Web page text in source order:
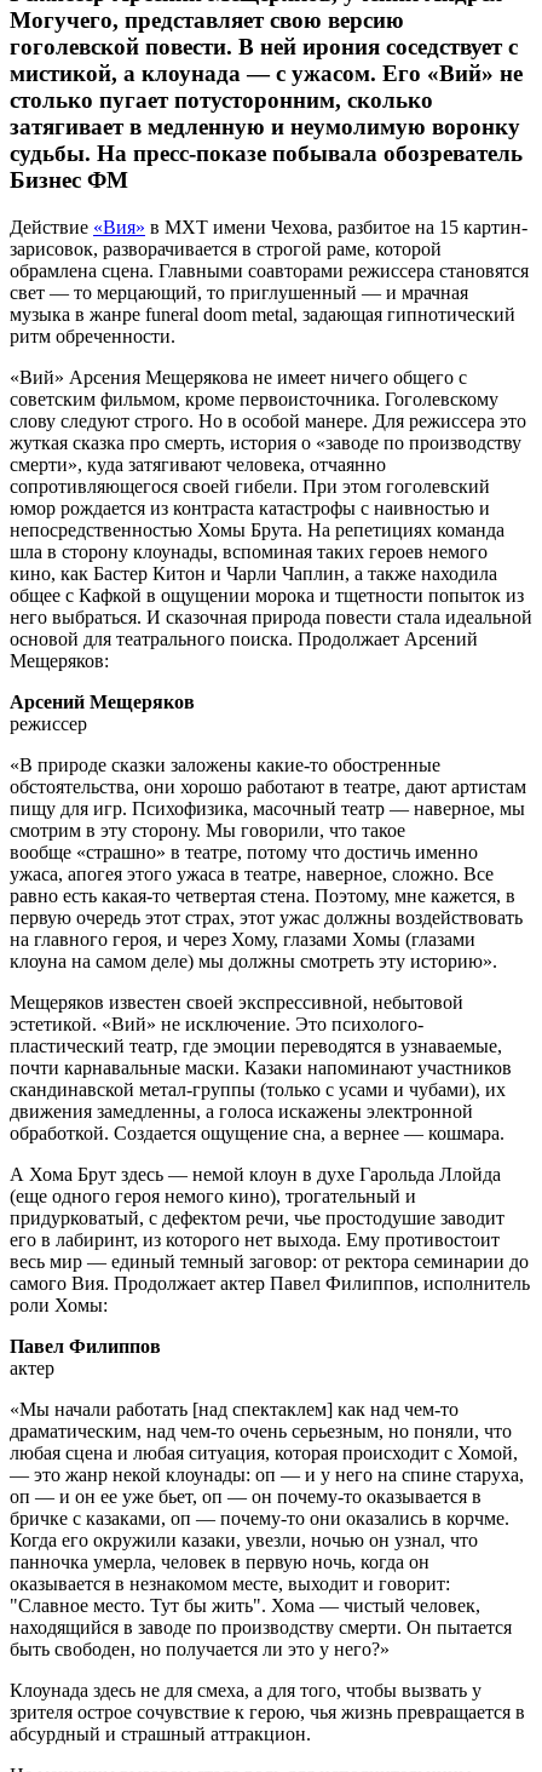
Могучего, представляет свою версию
гоголевской повести. В ней ирония соседствует с
мистикой, а клоунада — с ужасом. Его «Вий» не
столько пугает потусторонним, сколько
затягивает в медленную и неумолимую воронку
судьбы. На пресс-показе побывала обозреватель
Бизнес ФМ
Действие «Вия» в МХТ имени Чехова, разбитое на 15 картин-
зарисовок, разворачивается в строгой раме, которой
обрамлена сцена. Главными соавторами режиссера становятся
свет — то мерцающий, то приглушенный — и мрачная
музыка в жанре funeral doom metal, задающая гипнотический
ритм обреченности.
«Вий» Арсения Мещерякова не имеет ничего общего с
советским фильмом, кроме первоисточника. Гоголевскому
слову следуют строго. Но в особой манере. Для режиссера это
жуткая сказка про смерть, история о «заводе по производству
смерти», куда затягивают человека, отчаянно
сопротивляющегося своей гибели. При этом гоголевский
юмор рождается из контраста катастрофы с наивностью и
непосредственностью Хомы Брута. На репетициях команда
шла в сторону клоунады, вспоминая таких героев немого
кино, как Бастер Китон и Чарли Чаплин, а также находила
общее с Кафкой в ощущении морока и тщетности попыток из
него выбраться. И сказочная природа повести стала идеальной
основой для театрального поиска. Продолжает Арсений
Мещеряков:
Арсений Мещеряков
режиссер
«В природе сказки заложены какие-то обостренные
обстоятельства, они хорошо работают в театре, дают артистам
пищу для игр. Психофизика, масочный театр — наверное, мы
смотрим в эту сторону. Мы говорили, что такое
вообще «страшно» в театре, потому что достичь именно
ужаса, апогея этого ужаса в театре, наверное, сложно. Все
равно есть какая-то четвертая стена. Поэтому, мне кажется, в
первую очередь этот страх, этот ужас должны воздействовать
на главного героя, и через Хому, глазами Хомы (глазами
клоуна на самом деле) мы должны смотреть эту историю».
Мещеряков известен своей экспрессивной, небытовой
эстетикой. «Вий» не исключение. Это психолого-
пластический театр, где эмоции переводятся в узнаваемые,
почти карнавальные маски. Казаки напоминают участников
скандинавской метал-группы (только с усами и чубами), их
движения замедленны, а голоса искажены электронной
обработкой. Создается ощущение сна, а вернее — кошмара.
А Хома Брут здесь — немой клоун в духе Гарольда Ллойда
(еще одного героя немого кино), трогательный и
придурковатый, с дефектом речи, чье простодушие заводит
его в лабиринт, из которого нет выхода. Ему противостоит
весь мир — единый темный заговор: от ректора семинарии до
самого Вия. Продолжает актер Павел Филиппов, исполнитель
роли Хомы:
Павел Филиппов
актер
«Мы начали работать [над спектаклем] как над чем-то
драматическим, над чем-то очень серьезным, но поняли, что
любая сцена и любая ситуация, которая происходит с Хомой,
— это жанр некой клоунады: оп — и у него на спине старуха,
оп — и он ее уже бьет, оп — он почему-то оказывается в
бричке с казаками, оп — почему-то они оказались в корчме.
Когда его окружили казаки, увезли, ночью он узнал, что
панночка умерла, человек в первую ночь, когда он
оказывается в незнакомом месте, выходит и говорит:
"Славное место. Тут бы жить". Хома — чистый человек,
находящийся в заводе по производству смерти. Он пытается
быть свободен, но получается ли это у него?»
Клоунада здесь не для смеха, а для того, чтобы вызвать у
зрителя острое сочувствие к герою, чья жизнь превращается в
абсурдный и страшный аттракцион.